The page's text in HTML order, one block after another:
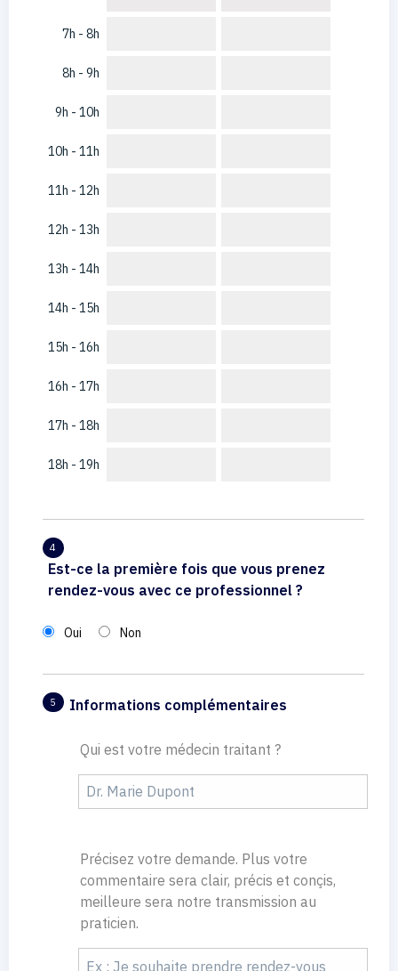
7h - 8h
8h - 9h
9h - 10h
10h - 11h
11h - 12h
12h - 13h
13h - 14h
14h - 15h
15h - 16h
16h - 17h
17h - 18h
18h - 19h
4
Est-ce la première fois que vous prenez
rendez-vous avec ce professionnel ?
Oui Non
5 Informations complémentaires
Qui est votre médecin traitant ?
Précisez votre demande. Plus votre
commentaire sera clair, précis et conçis,
meilleure sera notre transmission au
praticien.